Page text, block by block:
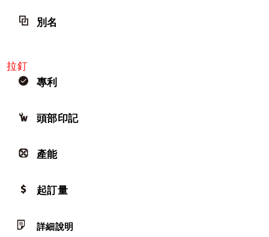
別名
拉釘
專利
頭部印記
產能
起訂量
詳細說明